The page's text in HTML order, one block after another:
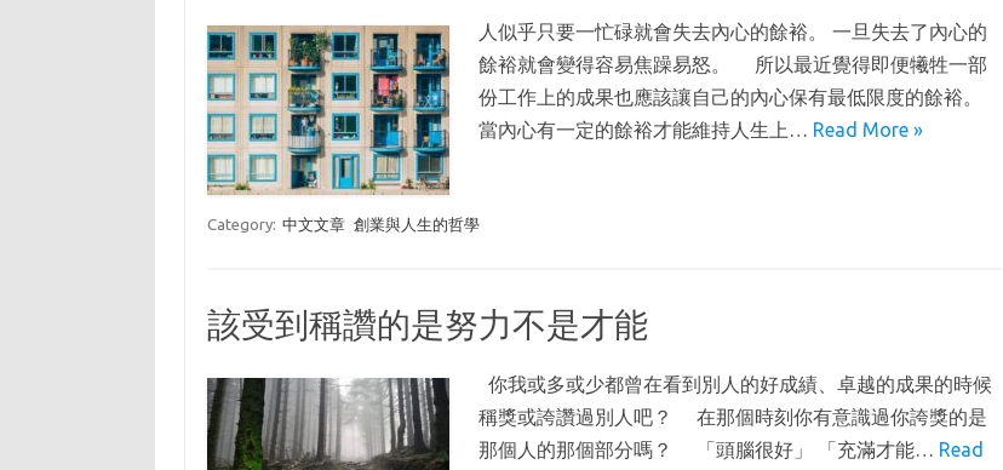
人似乎只要一忙碌就會失去內心的餘裕。 一旦失去了內心的
餘裕就會變得容易焦躁易怒。 所以最近覺得即便犧牲一部
份工作上的成果也應該讓自己的內心保有最低限度的餘裕。
當內心有一定的餘裕才能維持人生上… Read More »
Category: 中文文章 創業與人生的哲學
該受到稱讚的是努力不是才能
你我或多或少都曾在看到別人的好成績、卓越的成果的時候
稱獎或誇讚過別人吧？ 在那個時刻你有意識過你誇獎的是
那個人的那個部分嗎？ 「頭腦很好」 「充滿才能… Read